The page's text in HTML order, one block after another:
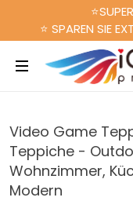
⭐ SPAREN SIE
Video Game
Teppiche -
Wohnzimmer,
Modern